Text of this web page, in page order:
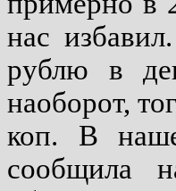
нас
рублю в
наоборот,
коп. В
сообщила